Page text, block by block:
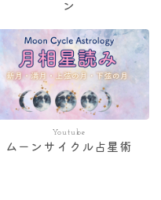
ン
Youtube
ムーンサイクル占星術